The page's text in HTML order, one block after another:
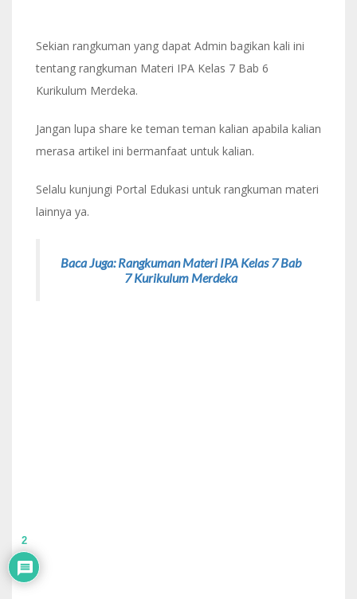
Sekian rangkuman yang dapat Admin bagikan kali ini
tentang rangkuman Materi IPA Kelas 7 Bab 6
Kurikulum Merdeka.
Jangan lupa share ke teman teman kalian apabila kalian
merasa artikel ini bermanfaat untuk kalian.
Selalu kunjungi Portal Edukasi untuk rangkuman materi
lainnya ya.
Baca Juga: Rangkuman Materi IPA Kelas 7 Bab
7 Kurikulum Merdeka
2